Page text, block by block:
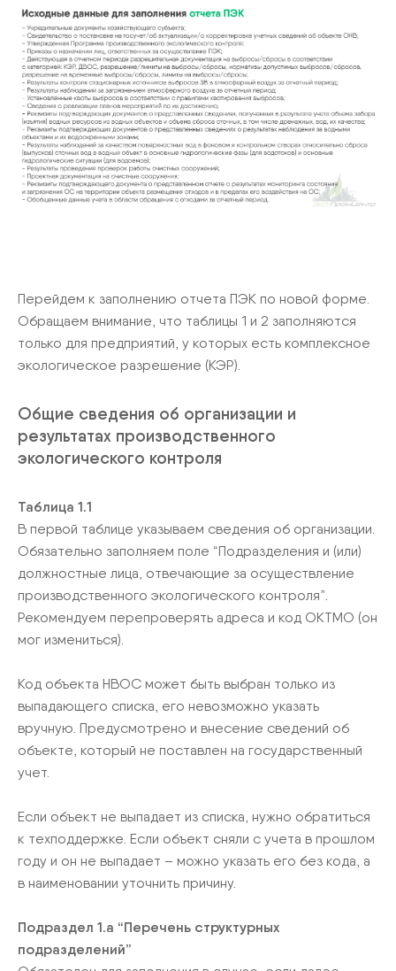
Перейдем к заполнению отчета ПЭК по новой форме.
Обращаем внимание, что таблицы 1 и 2 заполняются
только для предприятий, у которых есть комплексное
экологическое разрешение (КЭР).
Общие сведения об организации и
результатах производственного
экологического контроля
Таблица 1.1
В первой таблице указываем сведения об организации.
Обязательно заполняем поле “Подразделения и (или)
должностные лица, отвечающие за осуществление
производственного экологического контроля”.
Рекомендуем перепроверять адреса и код ОКТМО (он
мог измениться).
Код объекта НВОС может быть выбран только из
выпадающего списка, его невозможно указать
вручную. Предусмотрено и внесение сведений об
объекте, который не поставлен на государственный
учет.
Если объект не выпадает из списка, нужно обратиться
к техподдержке. Если объект сняли с учета в прошлом
году и он не выпадает – можно указать его без кода, а
в наименовании уточнить причину.
Подраздел 1.а “Перечень структурных
подразделений”